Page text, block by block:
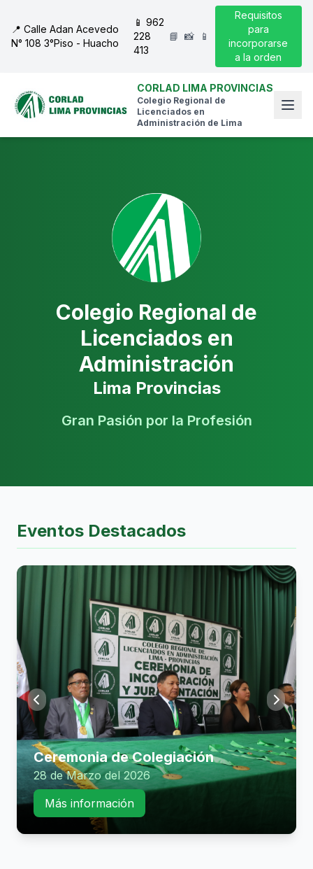
📍 Calle Adan Acevedo
N° 108 3°Piso - Huacho
📱 962
228
413
📘 📸 📱
Requisitos
para
incorporarse
a la orden
CORLAD LIMA PROVINCIAS
Colegio Regional de
Licenciados en
Administración de Lima
Colegio Regional de
Licenciados en
Administración
Lima Provincias
Gran Pasión por la Profesión
Eventos Destacados
Ceremonia de Colegiación
28 de Marzo del 2026
Más información